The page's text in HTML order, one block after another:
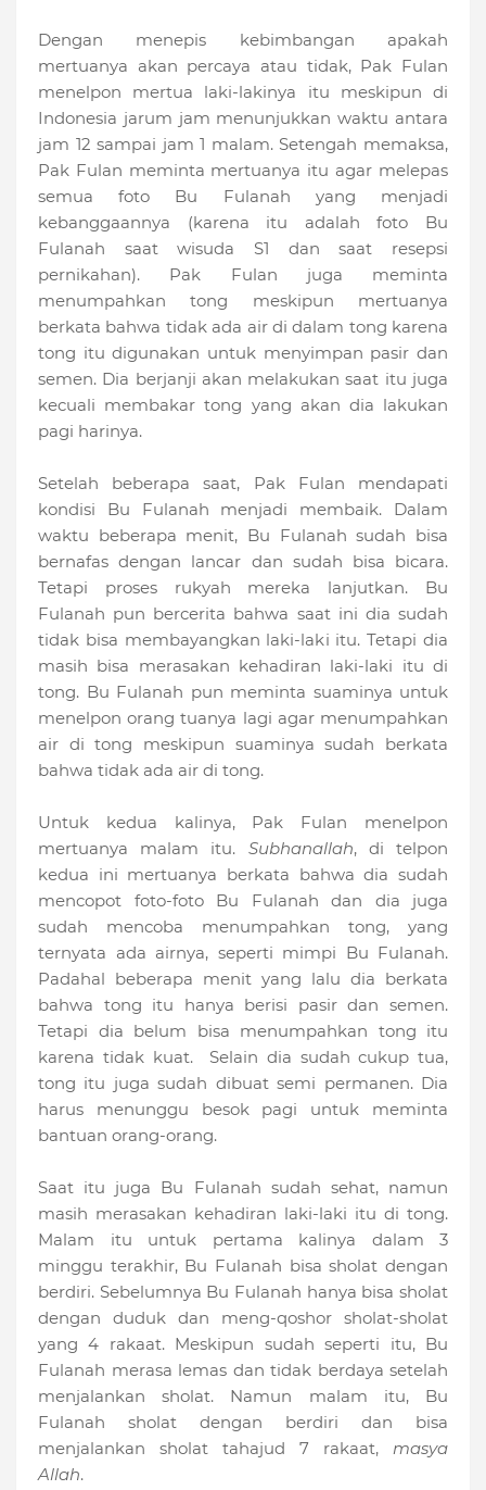
Dengan menepis kebimbangan apakah
mertuanya akan percaya atau tidak, Pak Fulan
menelpon mertua laki-lakinya itu meskipun di
Indonesia jarum jam menunjukkan waktu antara
jam 12 sampai jam 1 malam. Setengah memaksa,
Pak Fulan meminta mertuanya itu agar melepas
semua foto Bu Fulanah yang menjadi
kebanggaannya (karena itu adalah foto Bu
Fulanah saat wisuda S1 dan saat resepsi
pernikahan). Pak Fulan juga meminta
menumpahkan tong meskipun mertuanya
berkata bahwa tidak ada air di dalam tong karena
tong itu digunakan untuk menyimpan pasir dan
semen. Dia berjanji akan melakukan saat itu juga
kecuali membakar tong yang akan dia lakukan
pagi harinya.
Setelah beberapa saat, Pak Fulan mendapati
kondisi Bu Fulanah menjadi membaik. Dalam
waktu beberapa menit, Bu Fulanah sudah bisa
bernafas dengan lancar dan sudah bisa bicara.
Tetapi proses rukyah mereka lanjutkan. Bu
Fulanah pun bercerita bahwa saat ini dia sudah
tidak bisa membayangkan laki-laki itu. Tetapi dia
masih bisa merasakan kehadiran laki-laki itu di
tong. Bu Fulanah pun meminta suaminya untuk
menelpon orang tuanya lagi agar menumpahkan
air di tong meskipun suaminya sudah berkata
bahwa tidak ada air di tong.
Untuk kedua kalinya, Pak Fulan menelpon
mertuanya malam itu. Subhanallah, di telpon
kedua ini mertuanya berkata bahwa dia sudah
mencopot foto-foto Bu Fulanah dan dia juga
sudah mencoba menumpahkan tong, yang
ternyata ada airnya, seperti mimpi Bu Fulanah.
Padahal beberapa menit yang lalu dia berkata
bahwa tong itu hanya berisi pasir dan semen.
Tetapi dia belum bisa menumpahkan tong itu
karena tidak kuat. Selain dia sudah cukup tua,
tong itu juga sudah dibuat semi permanen. Dia
harus menunggu besok pagi untuk meminta
bantuan orang-orang.
Saat itu juga Bu Fulanah sudah sehat, namun
masih merasakan kehadiran laki-laki itu di tong.
Malam itu untuk pertama kalinya dalam 3
minggu terakhir, Bu Fulanah bisa sholat dengan
berdiri. Sebelumnya Bu Fulanah hanya bisa sholat
dengan duduk dan meng-qoshor sholat-sholat
yang 4 rakaat. Meskipun sudah seperti itu, Bu
Fulanah merasa lemas dan tidak berdaya setelah
menjalankan sholat. Namun malam itu, Bu
Fulanah sholat dengan berdiri dan bisa
menjalankan sholat tahajud 7 rakaat, masya
Allah.